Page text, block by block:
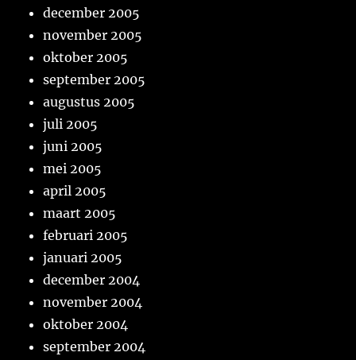
december 2005
november 2005
oktober 2005
september 2005
augustus 2005
juli 2005
juni 2005
mei 2005
april 2005
maart 2005
februari 2005
januari 2005
december 2004
november 2004
oktober 2004
september 2004